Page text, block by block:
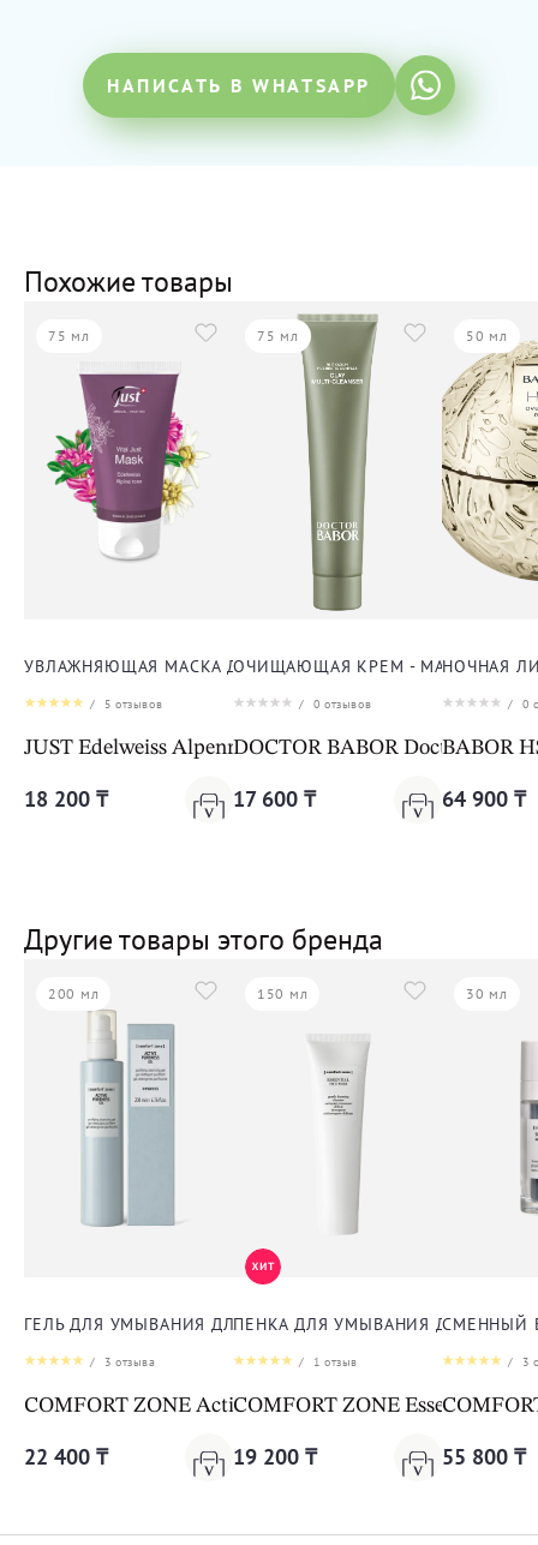
НАПИСАТЬ В WHATSAPP
Похожие товары
75 мл
УВЛАЖНЯЮЩАЯ МАСКА ДЛЯ ЛИЦА
/ 5 отзывов
JUST Edelweiss Alpenrose Mask
18 200 ₸
75 мл
ОЧИЩАЮЩАЯ КРЕМ - МАСКА С
/ 0 отзывов
DOCTOR BABOR Doctor
17 600 ₸
50 мл
НОЧНАЯ
/ 0
BABOR
64 900 ₸
Другие товары этого бренда
200 мл
ГЕЛЬ ДЛЯ УМЫВАНИЯ ДЛЯ ЛИЦА
/ 3 отзыва
COMFORT ZONE Active Pureness Gel
22 400 ₸
150 мл
ПЕНКА ДЛЯ УМЫВАНИЯ ДЛЯ ЛИЦА
/ 1 отзыв
COMFORT ZONE Essential Face
19 200 ₸
30 мл
СМЕННЫЙ
/ 3
55 800 ₸